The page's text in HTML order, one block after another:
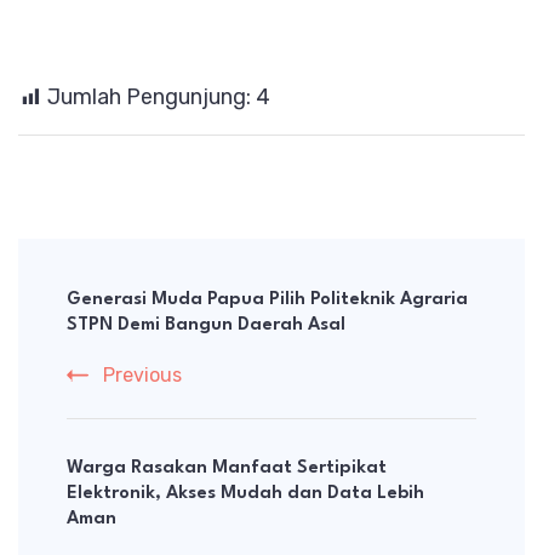
Jumlah Pengunjung: 4
Navigation
Generasi Muda Papua Pilih Politeknik Agraria
STPN Demi Bangun Daerah Asal
Previous
Warga Rasakan Manfaat Sertipikat
Elektronik, Akses Mudah dan Data Lebih
Aman